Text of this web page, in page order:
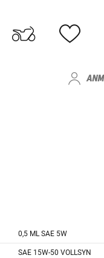
0,5 ML SAE 5W
SAE 15W-50 VOLLSYN